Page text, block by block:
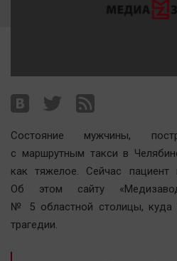
Архив
Наша победа
Общество
Политика
Экономика
Состояние мужчины,
с маршрутным такси в
как тяжелое. Сейчас пациент
Об этом сайту
№ 5 областной столицы, куда
трагедии.